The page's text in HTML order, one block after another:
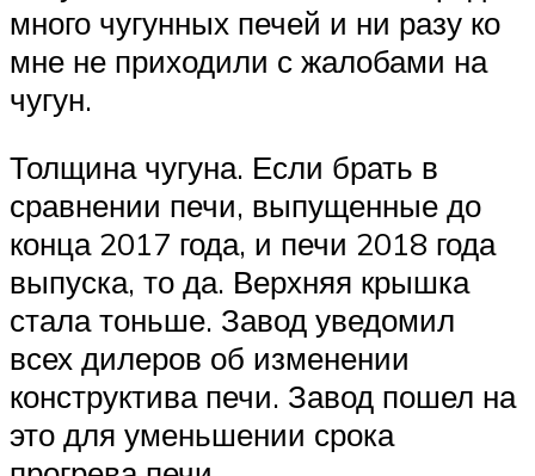
много чугунных печей и ни разу ко
мне не приходили с жалобами на
чугун.
Толщина чугуна. Если брать в
сравнении печи, выпущенные до
конца 2017 года, и печи 2018 года
выпуска, то да. Верхняя крышка
стала тоньше. Завод уведомил
всех дилеров об изменении
конструктива печи. Завод пошел на
это для уменьшении срока